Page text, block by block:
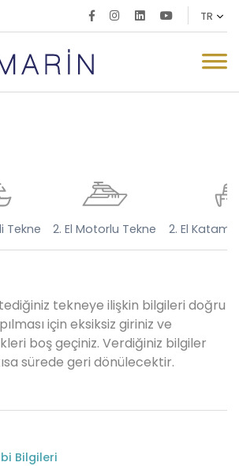
Tekne 2. El Motorlu Tekne 2. El
tekneye ilişkin bilgileri doğru
için eksiksiz giriniz ve
boş geçiniz. Verdiğiniz bilgiler
sürede geri dönülecektir.
Bilgileri